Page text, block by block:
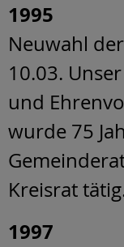
1995
Neuwahl
10.03.
und
wurde 75
Kreisrat
1997